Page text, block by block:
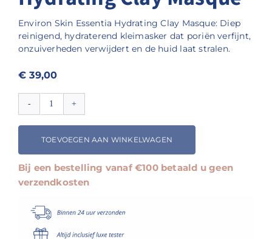
Environ Skin Essentia Hydrating Clay Masque: Diep
reinigend, hydraterend kleimasker dat poriën verfijnt,
onzuiverheden verwijdert en de huid laat stralen.
€ 39,00
Environ
Essentia
Masque
aantal
TOEVOEGEN AAN WINKELWAGEN
Bij een bestelling vanaf €100 betaald u geen
verzendkosten